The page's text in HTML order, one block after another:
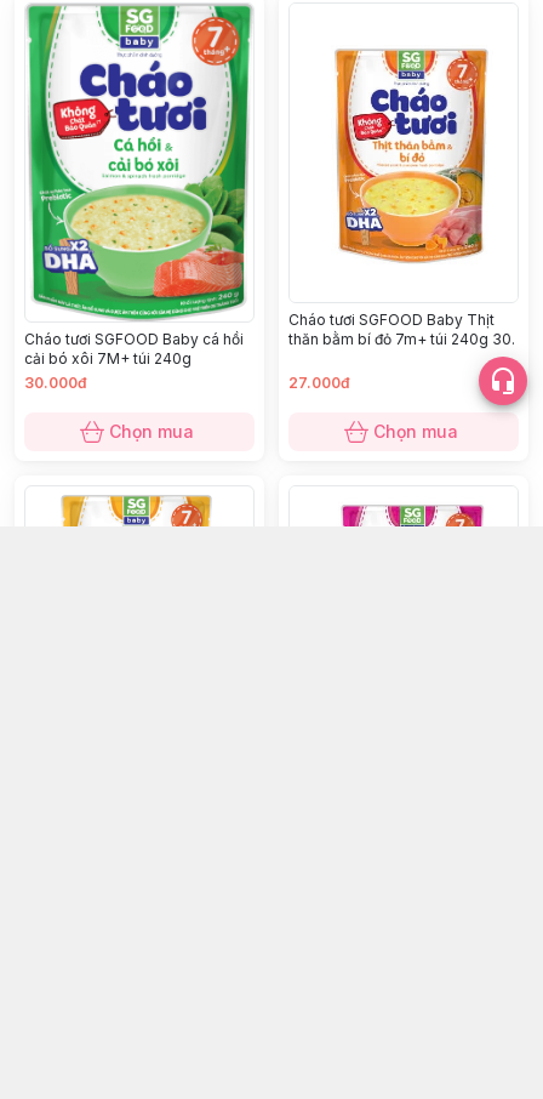
Cháo tươi SGFOOD Baby cá hồi
cải bó xôi 7M+ túi 240g
30.000đ
Chọn mua
Cháo tươi SGFOOD Baby Thịt
thăn bằm bí đỏ 7m+ túi 240g 30.
27.000đ
Chọn mua